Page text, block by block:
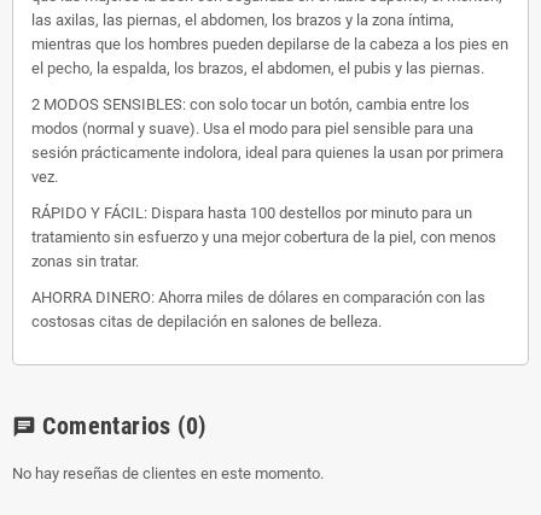
las axilas, las piernas, el abdomen, los brazos y la zona íntima,
mientras que los hombres pueden depilarse de la cabeza a los pies en
el pecho, la espalda, los brazos, el abdomen, el pubis y las piernas.
2 MODOS SENSIBLES: con solo tocar un botón, cambia entre los
modos (normal y suave). Usa el modo para piel sensible para una
sesión prácticamente indolora, ideal para quienes la usan por primera
vez.
RÁPIDO Y FÁCIL: Dispara hasta 100 destellos por minuto para un
tratamiento sin esfuerzo y una mejor cobertura de la piel, con menos
zonas sin tratar.
AHORRA DINERO: Ahorra miles de dólares en comparación con las
costosas citas de depilación en salones de belleza.
chat Comentarios (0)
No hay reseñas de clientes en este momento.